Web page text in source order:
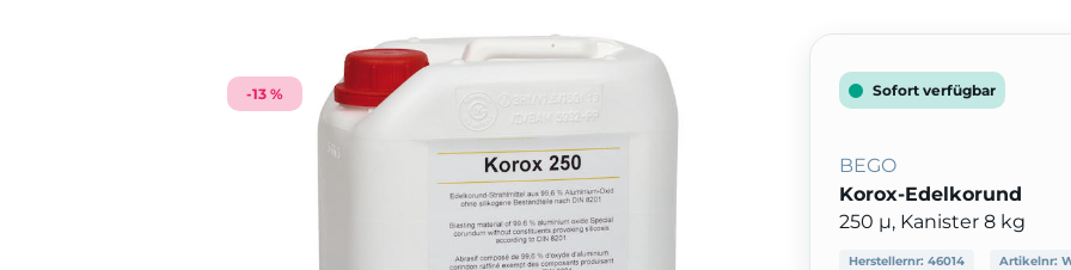
-13 % Sofort verfügbar
BEGO
Korox-Edelkorund
250 µ, Kanister 8 kg
Herstellernr: 46014 Artikelnr: